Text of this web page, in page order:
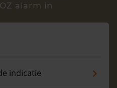
-18:00
alarm in
indicatie